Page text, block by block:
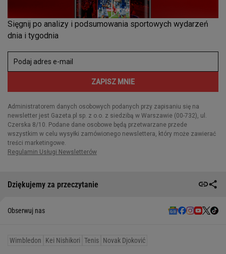
Dziękujemy za przeczytanie
Obserwuj nas
Wimbledon Kei Nishikori Tenis Novak Djoković